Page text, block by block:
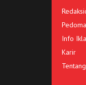
Info
Karir